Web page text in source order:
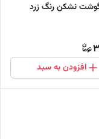
نشکن رنگ زرد
افزودن به سبد